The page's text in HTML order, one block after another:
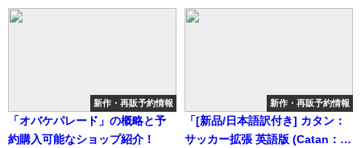
新作・再販予約情報
「オバケパレード」の概略と予
約購入可能なショップ紹介！
新作・再販予約情報
「[新品/日本語訳付き] カタン：
サッカー拡張 英語版 (Catan：